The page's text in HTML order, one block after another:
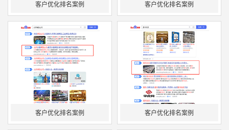
客户优化排名案例 客户优化排名案例
客户优化排名案例 客户优化排名案例